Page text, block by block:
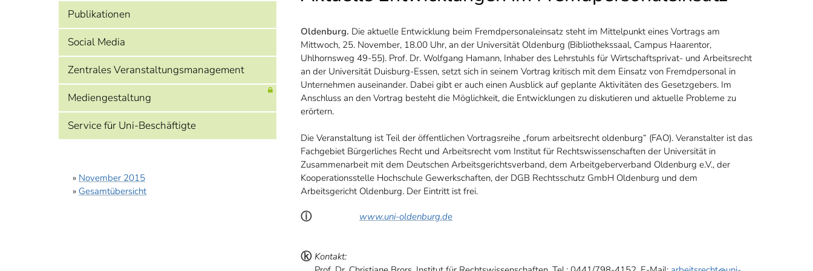
Publikationen
Social Media
Zentrales Veranstaltungsmanagement
Mediengestaltung
Service für Uni-Beschäftigte
» November 2015
» Gesamtübersicht
Oldenburg. Die aktuelle Entwicklung beim Fremdpersonaleinsatz steht im Mittelpunkt eines Vortrags am
Mittwoch, 25. November, 18.00 Uhr, an der Universität Oldenburg (Bibliothekssaal, Campus Haarentor,
Uhlhornsweg 49-55). Prof. Dr. Wolfgang Hamann, Inhaber des Lehrstuhls für Wirtschaftsprivat- und Arbeitsrecht
an der Universität Duisburg-Essen, setzt sich in seinem Vortrag kritisch mit dem Einsatz von Fremdpersonal in
Unternehmen auseinander. Dabei gibt er auch einen Ausblick auf geplante Aktivitäten des Gesetzgebers. Im
Anschluss an den Vortrag besteht die Möglichkeit, die Entwicklungen zu diskutieren und aktuelle Probleme zu
erörtern.
Die Veranstaltung ist Teil der öffentlichen Vortragsreihe „forum arbeitsrecht oldenburg“ (FAO). Veranstalter ist das
Fachgebiet Bürgerliches Recht und Arbeitsrecht vom Institut für Rechtswissenschaften der Universität in
Zusammenarbeit mit dem Deutschen Arbeitsgerichtsverband, dem Arbeitgeberverband Oldenburg e.V., der
Kooperationsstelle Hochschule Gewerkschaften, der DGB Rechtsschutz GmbH Oldenburg und dem
Arbeitsgericht Oldenburg. Der Eintritt ist frei.
ⓘ www.uni-oldenburg.de
ⓚ Kontakt: